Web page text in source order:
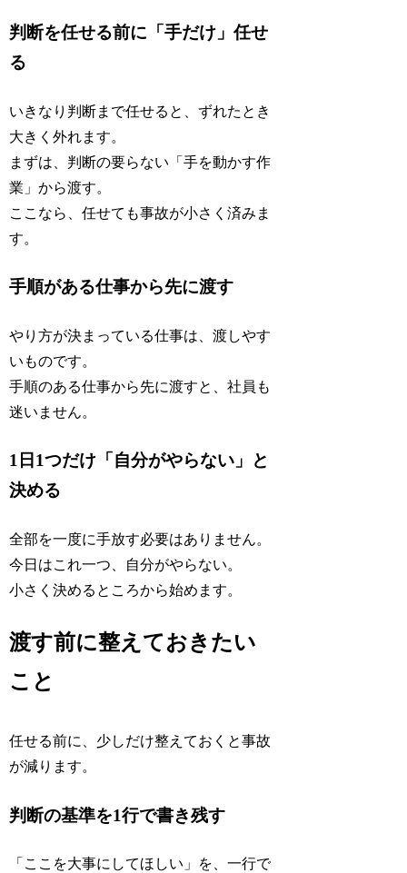
判断を任せる前に「手だけ」任せ
る
いきなり判断まで任せると、ずれたとき
大きく外れます。
まずは、判断の要らない「手を動かす作
業」から渡す。
ここなら、任せても事故が小さく済みま
す。
手順がある仕事から先に渡す
やり方が決まっている仕事は、渡しやす
いものです。
手順のある仕事から先に渡すと、社員も
迷いません。
1日1つだけ「自分がやらない」と
決める
全部を一度に手放す必要はありません。
今日はこれ一つ、自分がやらない。
小さく決めるところから始めます。
渡す前に整えておきたい
こと
任せる前に、少しだけ整えておくと事故
が減ります。
判断の基準を1行で書き残す
「ここを大事にしてほしい」を、一行で